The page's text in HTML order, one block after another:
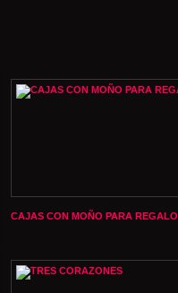
CAJAS CON MOÑO PARA REGALO